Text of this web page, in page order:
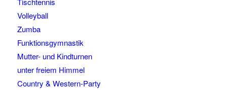
Volleyball
Zumba
Funktionsgymnastik
Mutter- und Kindturnen
unter freiem Himmel
Country & Western-Party